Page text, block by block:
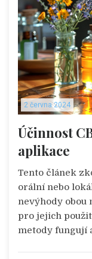
2 června 2024
Účinnost
aplikace
Tento článek
orální nebo
nevýhody obou
pro jejich
metody fungují